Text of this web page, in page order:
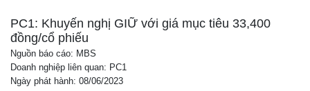
PC1: Khuyến nghị GIỮ với giá mục tiêu 33,400
đồng/cổ phiếu
Nguồn báo cáo: MBS
Doanh nghiệp liên quan: PC1
Ngày phát hành: 08/06/2023